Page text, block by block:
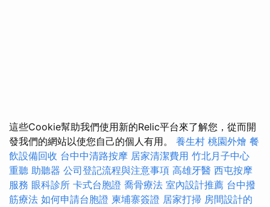
這些Cookie幫助我們使用新的Relic平台來了解您，從而開
發我們的網站以使您自己的個人有用。 養生村 桃園外燴 餐
飲設備回收 台中中清路按摩 居家清潔費用 竹北月子中心
重聽 助聽器 公司登記流程與注意事項 高雄牙醫 西屯按摩
服務 眼科診所 卡式台胞證 喬骨療法 室內設計推薦 台中撥
筋療法 如何申請台胞證 柬埔寨簽證 居家打掃 房間設計的